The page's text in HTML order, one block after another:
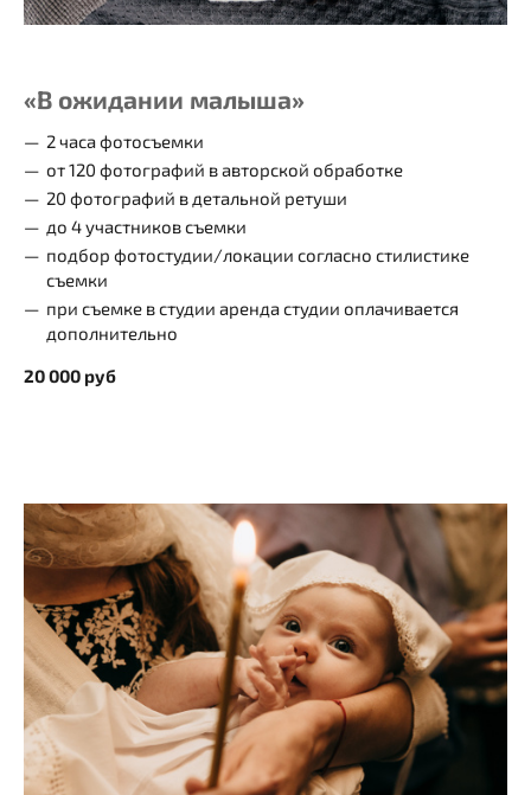
«В ожидании малыша»
2 часа фотосъемки
от 120 фотографий в авторской обработке
20 фотографий в детальной ретуши
до 4 участников съемки
подбор фотостудии/локации согласно стилистике
съемки
при съемке в студии аренда студии оплачивается
дополнительно
20 000 руб